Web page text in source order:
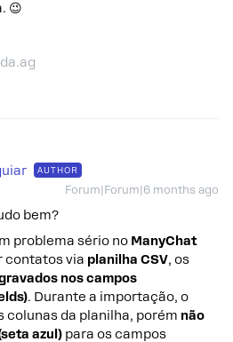
😉
AUTHOR
Forum|Forum|6 months ago
bem?
problema sério no ManyChat
contatos via planilha CSV, os
nos campos
. Durante a importação, o
colunas da planilha, porém não
azul) para os campos